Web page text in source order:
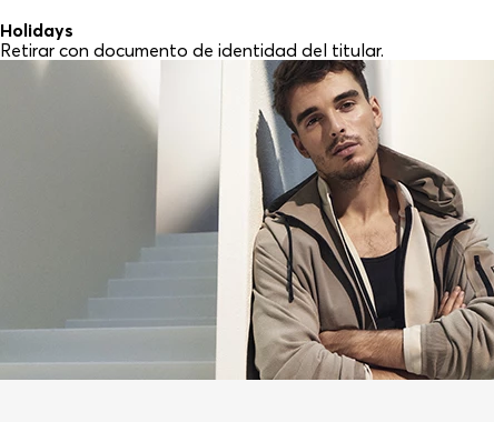
Holidays
Retirar con documento de identidad del titular.